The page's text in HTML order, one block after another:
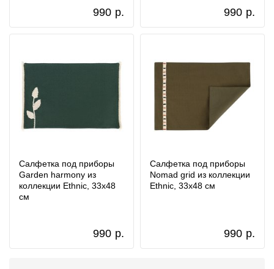
990 р. 990 р.
Салфетка под приборы
Garden harmony из
коллекции Ethnic, 33х48
см
990 р.
Салфетка под приборы
Nomad grid из коллекции
Ethnic, 33х48 см
990 р.